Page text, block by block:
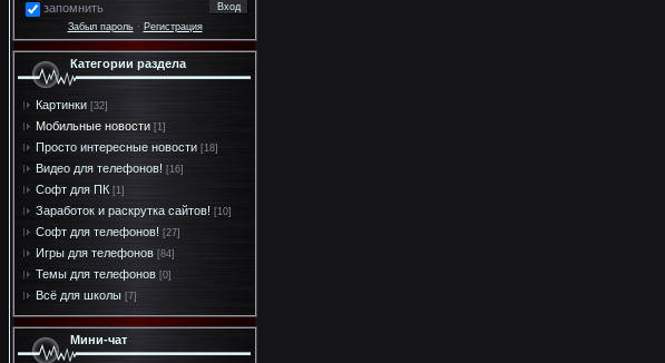
запомнить
Забыл пароль· Регистрация
Категории раздела
Картинки [32]
Мобильные новости [1]
Просто интересные новости [18]
Видео для телефонов! [16]
Софт для ПК [1]
Заработок и раскрутка сайтов! [10]
Софт для телефонов! [27]
Игры для телефонов [84]
Темы для телефонов [0]
Всё для школы [7]
Мини-чат